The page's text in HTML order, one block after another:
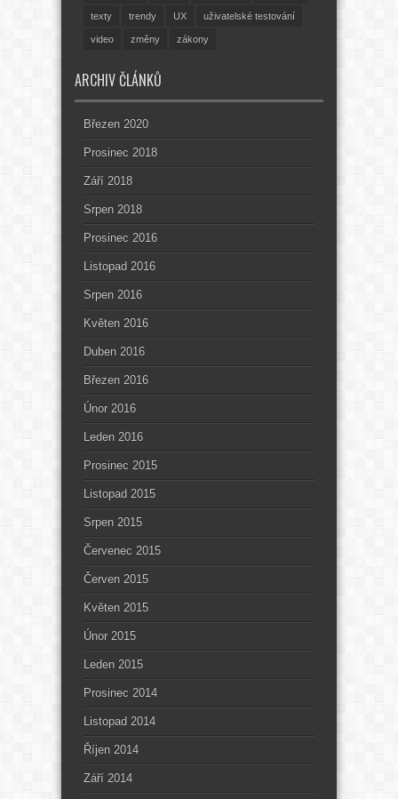
texty trendy UX uživatelské testování
video změny zákony
ARCHIV ČLÁNKŮ
Březen 2020
Prosinec 2018
Září 2018
Srpen 2018
Prosinec 2016
Listopad 2016
Srpen 2016
Květen 2016
Duben 2016
Březen 2016
Únor 2016
Leden 2016
Prosinec 2015
Listopad 2015
Srpen 2015
Červenec 2015
Červen 2015
Květen 2015
Únor 2015
Leden 2015
Prosinec 2014
Listopad 2014
Říjen 2014
Září 2014